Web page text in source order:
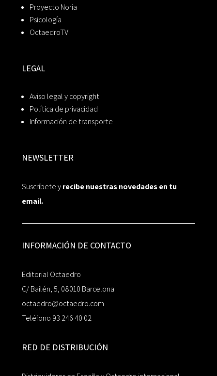
Proyecto Noria
Psicología
OctaedroTV
LEGAL
Aviso legal y copyright
Política de privacidad
Información de transporte
NEWSLETTER
Suscríbete yrecibe nuestras novedades en tu
email.
INFORMACIÓN DE CONTACTO
Editorial Octaedro
C/ Bailén, 5, 08010 Barcelona
octaedro@octaedro.com
Teléfono 93 246 40 02
RED DE DISTRIBUCIÓN